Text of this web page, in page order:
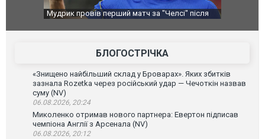
Українські надзвичайники врятували козуленя
Франції
про нові
БЛОГОСТРІЧКА
«Знищено найбільший склад у Броварах». Яких збитків
зазнала Rozetka через російський удар — Чечоткін назвав
суму (NV)
06.08.2026, 20:24
Миколенко отримав нового партнера: Евертон підписав
чемпіона Англії з Арсенала (NV)
06.08.2026, 20:12